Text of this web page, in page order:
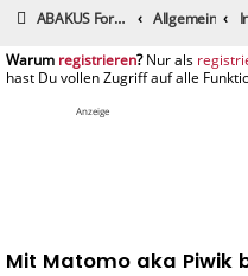
ABAKUS Foren-Übersicht Allgemein
registrieren
Anzeige
Mit Matomo aka Piwik